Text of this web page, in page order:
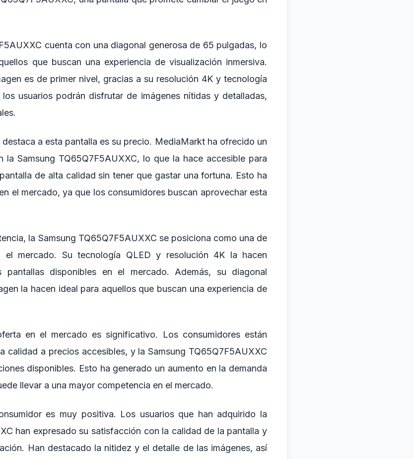
cuenta con una diagonal generosa de 65 pulgadas, lo
que buscan una experiencia de visualización inmersiva.
es de primer nivel, gracias a su resolución 4K y tecnología
usuarios podrán disfrutar de imágenes nítidas y detalladas,
destaca a esta pantalla es su precio. MediaMarkt ha ofrecido un
la Samsung TQ65Q7F5AUXXC, lo que la hace accesible para
de alta calidad sin tener que gastar una fortuna. Esto ha
el mercado, ya que los consumidores buscan aprovechar esta
la Samsung TQ65Q7F5AUXXC se posiciona como una de
el mercado. Su tecnología QLED y resolución 4K la hacen
pantallas disponibles en el mercado. Además, su diagonal
la hacen ideal para aquellos que buscan una experiencia de
en el mercado es significativo. Los consumidores están
calidad a precios accesibles, y la Samsung TQ65Q7F5AUXXC
disponibles. Esto ha generado un aumento en la demanda
llevar a una mayor competencia en el mercado.
es muy positiva. Los usuarios que han adquirido la
han expresado su satisfacción con la calidad de la pantalla y
Han destacado la nitidez y el detalle de las imágenes, así